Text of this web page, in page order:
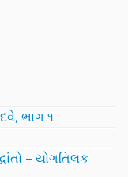
ભાગ ૧
– યોગતિલક